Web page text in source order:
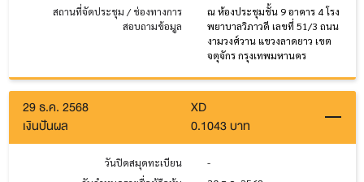
สถานที่จัดประชุม / ช่องทางการ
สอบถามข้อมูล
ณ ห้องประชุมชั้น 9 อาคาร 4 โรง
พยาบาลวิภาวดี เลขที่ 51/3 ถนน
งามวงศ์วาน แขวงลาดยาว เขต
จตุจักร กรุงเทพมหานคร
29 ธ.ค. 2568
XD
เงินปันผล
0.1043 บาท
วันปิดสมุดทะเบียน
-